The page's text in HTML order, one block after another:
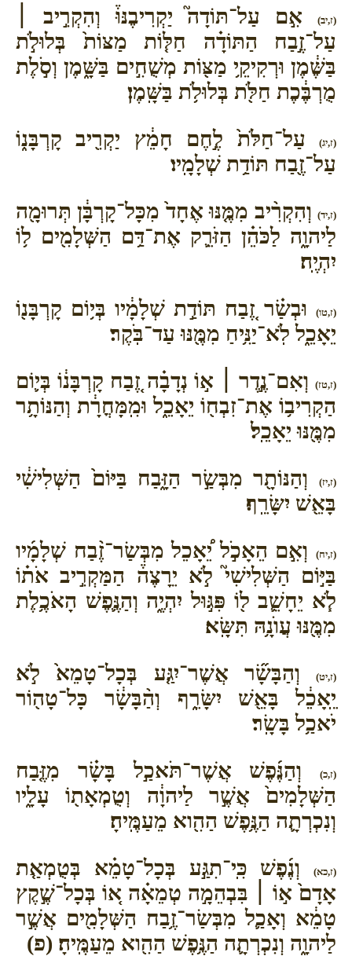
(ז,יב)
אִ֣ם עַל־תּוֹדָה֮ יַקְרִיבֶנּוּ֒ וְהִקְרִ֣יב ׀
עַל־זֶ֣בַח הַתּוֹדָ֗ה חַלּ֤וֹת מַצּוֹת֙ בְּלוּלֹ֣ת
בַּשֶּׁ֔מֶן וּרְקִיקֵ֥י מַצּ֖וֹת מְשֻׁחִ֣ים בַּשָּׁ֑מֶן וְסֹ֣לֶת
מֻרְבֶּ֔כֶת חַלֹּ֖ת בְּלוּלֹ֥ת בַּשָּֽׁמֶן׃
(ז,יג)
עַל־חַלֹּת֙ לֶ֣חֶם חָמֵ֔ץ יַקְרִ֖יב קָרְבָּנ֑וֹ
עַל־זֶ֖בַח תּוֹדַ֥ת שְׁלָמָֽיו׃
(ז,יד) וְהִקְרִ֨יב מִמֶּ֤נּוּ אֶחָד֙ מִכָּל־קָרְבָּ֔ן תְּרוּמָ֖ה
לַיהוָ֑ה לַכֹּהֵ֗ן הַזֹּרֵ֛ק אֶת־דַּ֥ם הַשְּׁלָמִ֖ים ל֥וֹ
יִהְיֶֽה׃
(ז,טו)
וּבְשַׂ֗ר זֶ֚בַח תּוֹדַ֣ת שְׁלָמָ֔יו בְּי֥וֹם קָרְבָּנ֖וֹ
יֵאָכֵ֑ל לֹֽא־יַנִּ֥יחַ מִמֶּ֖נּוּ עַד־בֹּֽקֶר׃
(ז,טז) וְאִם־נֶ֣דֶר ׀ א֣וֹ נְדָבָ֗ה זֶ֚בַח קָרְבָּנ֔וֹ בְּי֛וֹם
הַקְרִיב֥וֹ אֶת־זִבְח֖וֹ יֵאָכֵ֑ל וּמִֽמָּחֳרָ֔ת וְהַנּוֹתָ֥ר
מִמֶּ֖נּוּ יֵאָכֵֽל׃
(ז,יז)
וְהַנּוֹתָ֖ר מִבְּשַׂ֣ר הַזָּ֑בַח בַּיּוֹם֙ הַשְּׁלִישִׁ֔י
בָּאֵ֖שׁ יִשָּׂרֵֽף׃
(ז,יח)
וְאִ֣ם הֵאָכֹ֣ל יֵ֠אָכֵל מִבְּשַׂר־זֶ֨בַח שְׁלָמָ֜יו
בַּיּ֣וֹם הַשְּׁלִישִׁי֮ לֹ֣א יֵרָצֶה֒ הַמַּקְרִ֣יב אֹת֗וֹ
לֹ֧א יֵחָשֵׁ֛ב ל֖וֹ פִּגּ֣וּל יִהְיֶ֑ה וְהַנֶּ֛פֶשׁ הָאֹכֶ֥לֶת
מִמֶּ֖נּוּ עֲוֺנָ֥הּ תִּשָּֽׂא׃
(ז,יט)
וְהַבָּשָׂ֞ר אֲשֶׁר־יִגַּ֤ע בְּכָל־טָמֵא֙ לֹ֣א
יֵֽאָכֵ֔ל בָּאֵ֖שׁ יִשָּׂרֵ֑ף וְהַ֨בָּשָׂ֔ר כָּל־טָה֖וֹר
יֹאכַ֥ל בָּשָֽׂר׃
(ז,כ)
וְהַנֶּ֜פֶשׁ אֲשֶׁר־תֹּאכַ֣ל בָּשָׂ֗ר מִזֶּ֤בַח
הַשְּׁלָמִים֙ אֲשֶׁ֣ר לַיהוָ֔ה וְטֻמְאָת֖וֹ עָלָ֑יו
וְנִכְרְתָ֛ה הַנֶּ֥פֶשׁ הַהִ֖וא מֵעַמֶּֽיהָ׃
(ז,כא)
וְנֶ֜פֶשׁ כִּֽי־תִגַּ֣ע בְּכָל־טָמֵ֗א בְּטֻמְאַ֤ת
אָדָם֙ א֣וֹ ׀ בִּבְהֵמָ֣ה טְמֵאָ֗ה א֚וֹ בְּכָל־שֶׁ֣קֶץ
טָמֵ֔א וְאָכַ֛ל מִבְּשַׂר־זֶ֥בַח הַשְּׁלָמִ֖ים אֲשֶׁ֣ר
לַיהוָ֑ה וְנִכְרְתָ֛ה הַנֶּ֥פֶשׁ הַהִ֖וא מֵעַמֶּֽיהָ׃ (פ)